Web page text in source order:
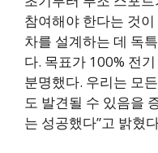
참여해야 한다는 것
차를 설계하는 데 독
다. 목표가 100% 전
분명했다. 우리는 모
도 발견될 수 있음을
는 성공했다”고 밝혔